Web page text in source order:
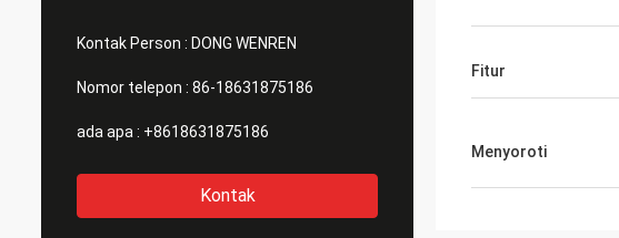
Kontak Person : DONG WENREN
Nomor telepon : 86-18631875186
ada apa : +8618631875186
Kontak
Fitur
Menyoroti